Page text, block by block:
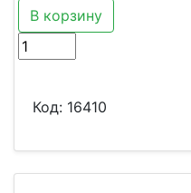
В корзину
Код: 16410